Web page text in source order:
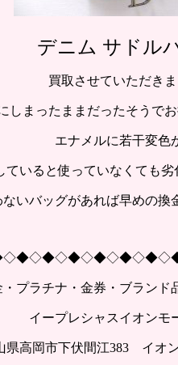
デニム サドル
買取させていただきま
しまったままだったそうで
エナメルに若干変色
ていると使っていなくても劣
ないバッグがあれば早めの換
・プラチナ・金券・ブランド
イープレシャスイオンモ
県高岡市下伏間江383 イオ